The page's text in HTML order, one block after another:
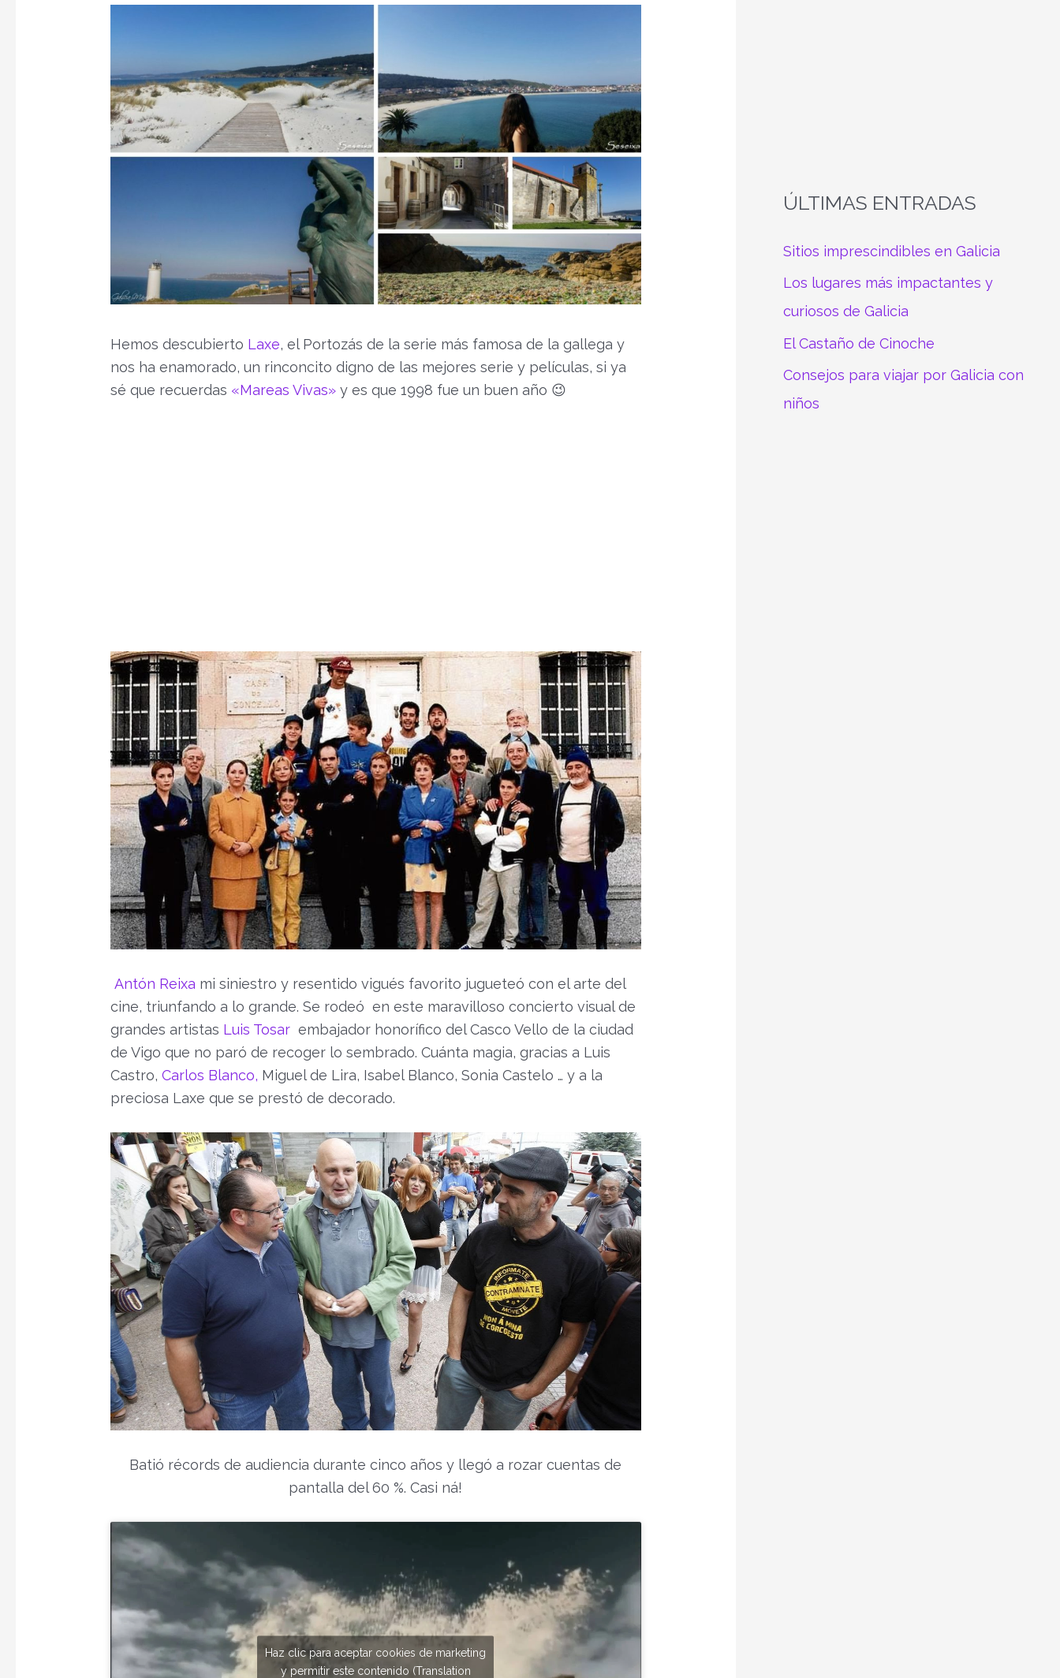
Hemos descubierto Laxe, el Portozás de la serie más famosa de la gallega y
nos ha enamorado, un rinconcito digno de las mejores serie y películas, si ya
sé que recuerdas «Mareas Vivas» y es que 1998 fue un buen año 😉
Antón Reixa mi siniestro y resentido vigués favorito jugueteó con el arte del
cine, triunfando a lo grande. Se rodeó en este maravilloso concierto visual de
grandes artistas Luis Tosarembajador honorífico del Casco Vello de la ciudad
de Vigo que no paró de recoger lo sembrado. Cuánta magia, gracias a Luis
Castro,Carlos Blanco, Miguel de Lira, Isabel Blanco, Sonia Castelo … y a la
preciosa Laxe que se prestó de decorado.
Batió récords de audiencia durante cinco años y llegó a rozar cuentas de
pantalla del 60 %. Casi ná!
Haz clic para aceptar cookies de marketing
y permitir este contenido (Translation
ÚLTIMAS ENTRADAS
Sitios imprescindibles en Galicia
Los lugares más impactantes y
curiosos de Galicia
El Castaño de Cinoche
Consejos para viajar por Galicia con
niños